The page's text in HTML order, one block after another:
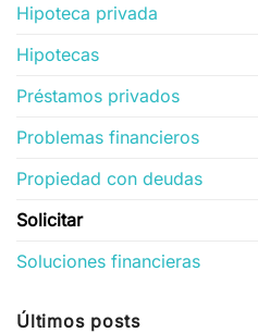
Hipoteca privada
Hipotecas
Préstamos privados
Problemas financieros
Propiedad con deudas
Solicitar
Soluciones financieras
Últimos posts